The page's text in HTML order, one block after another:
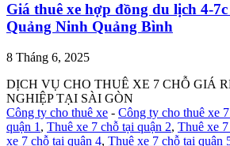
Giá thuê xe hợp đồng du lịch 4-
Quảng Ninh Quảng Bình
8 Tháng 6, 2025
DỊCH VỤ CHO THUÊ XE 7 CHỖ GIÁ
NGHIỆP TẠI SÀI GÒN
Công ty cho thuê xe - Công ty cho thuê xe
quận 1 , Thuê xe 7 chỗ tại quận 2, Thuê xe
xe 7 chỗ tại quận 4, Thuê xe 7 chỗ tại quận